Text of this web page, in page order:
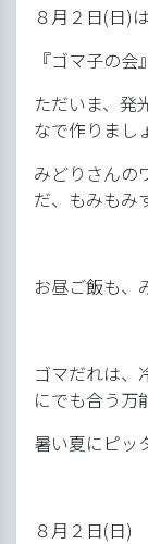
８月２日(日)は
『ゴマ子の会』
ただいま、発
なで作りまし
みどりさんの
だ、もみもみ
お昼ご飯も、
ゴマだれは、
にでも合う万
暑い夏にピッ
８月２日(日)